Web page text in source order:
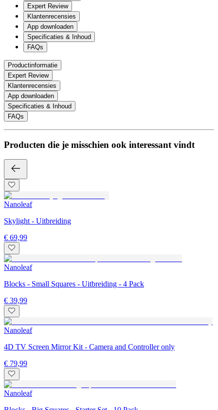
Expert Review
Klantenrecensies
App downloaden
Specificaties & Inhoud
FAQs
Productinformatie
Expert Review
Klantenrecensies
App downloaden
Specificaties & Inhoud
FAQs
Producten die je misschien ook interessant vindt
Nanoleaf
Skylight - Uitbreiding
€ 69,99
Nanoleaf
Blocks - Small Squares - Uitbreiding - 4 Pack
€ 39,99
Nanoleaf
4D TV Screen Mirror Kit - Camera and Controller only
€ 79,99
Nanoleaf